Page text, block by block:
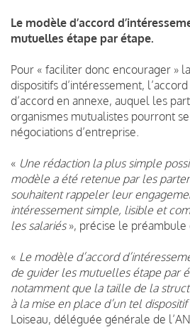
Le modèle d’accord
mutuelles étape par étape.
Pour « faciliter donc encourager »
dispositifs d’intéressement,
d’accord en annexe, auquel les
organismes mutualistes pourront
négociations d’entreprise.
« Une rédaction la plus simple
modèle a été retenue par les
souhaitent rappeler leur
intéressement simple, lisible et
les salariés», précise le préambule
« Le modèle d’accord
de guider les mutuelles étape par
notamment que la taille de la
à la mise en place d’un tel dispositif
Loiseau, déléguée générale de